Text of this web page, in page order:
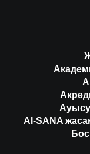
AI-SANA